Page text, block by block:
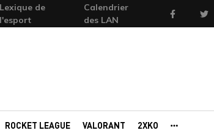
Lexique de
l'esport
Calendrier
des LAN
Facebook
ROCKET LEAGUE VALORANT 2XKO